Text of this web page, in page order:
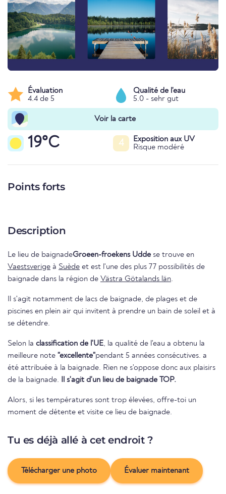
Évaluation
4.4 de 5
Qualité de l'eau
5.0 - sehr gut
Voir la carte
19°C 4
Exposition aux UV
Risque modéré
Points forts
Description
Le lieu de baignadeGroeen-froekens Udde se trouve en
Vaestsverige à Suède et est l'une des plus 77 possibilités de
baignade dans la région de Västra Götalands län.
Il s'agit notamment de lacs de baignade, de plages et de
piscines en plein air qui invitent à prendre un bain de soleil et à
se détendre.
Selon la classification de l'UE, la qualité de l'eau a obtenu la
meilleure note "excellente"pendant 5 années consécutives. a
été attribuée à la baignade. Rien ne s'oppose donc aux plaisirs
de la baignade. Il s'agit d'un lieu de baignade TOP.
Alors, si les températures sont trop élevées, offre-toi un
moment de détente et visite ce lieu de baignade.
Tu es déjà allé à cet endroit ?
Télécharger une photo Évaluer maintenant